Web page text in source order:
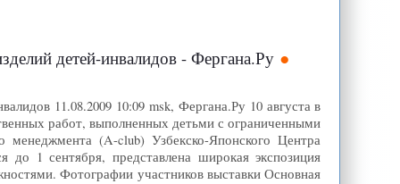
детей-инвалидов - Фергана.Ру
11.08.2009 10:09 msk, Фергана.Ру 10 августа в
работ, выполненных детьми с ограниченными
менеджмента (A-club) Узбекско-Японского Центра
до 1 сентября, представлена широкая экспозиция
Фотографии участников выставки Основная